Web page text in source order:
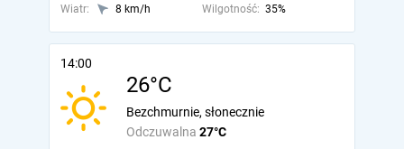
Wiatr:
8 km/h Wilgotność: 35%
14:00
26°C
Odczuwalna 27°C
Bezchmurnie, słonecznie